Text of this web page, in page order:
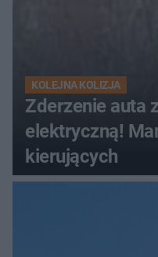
KOLEJNA KOLIZJA
Zderzenie auta
elektryczną!
kierujących